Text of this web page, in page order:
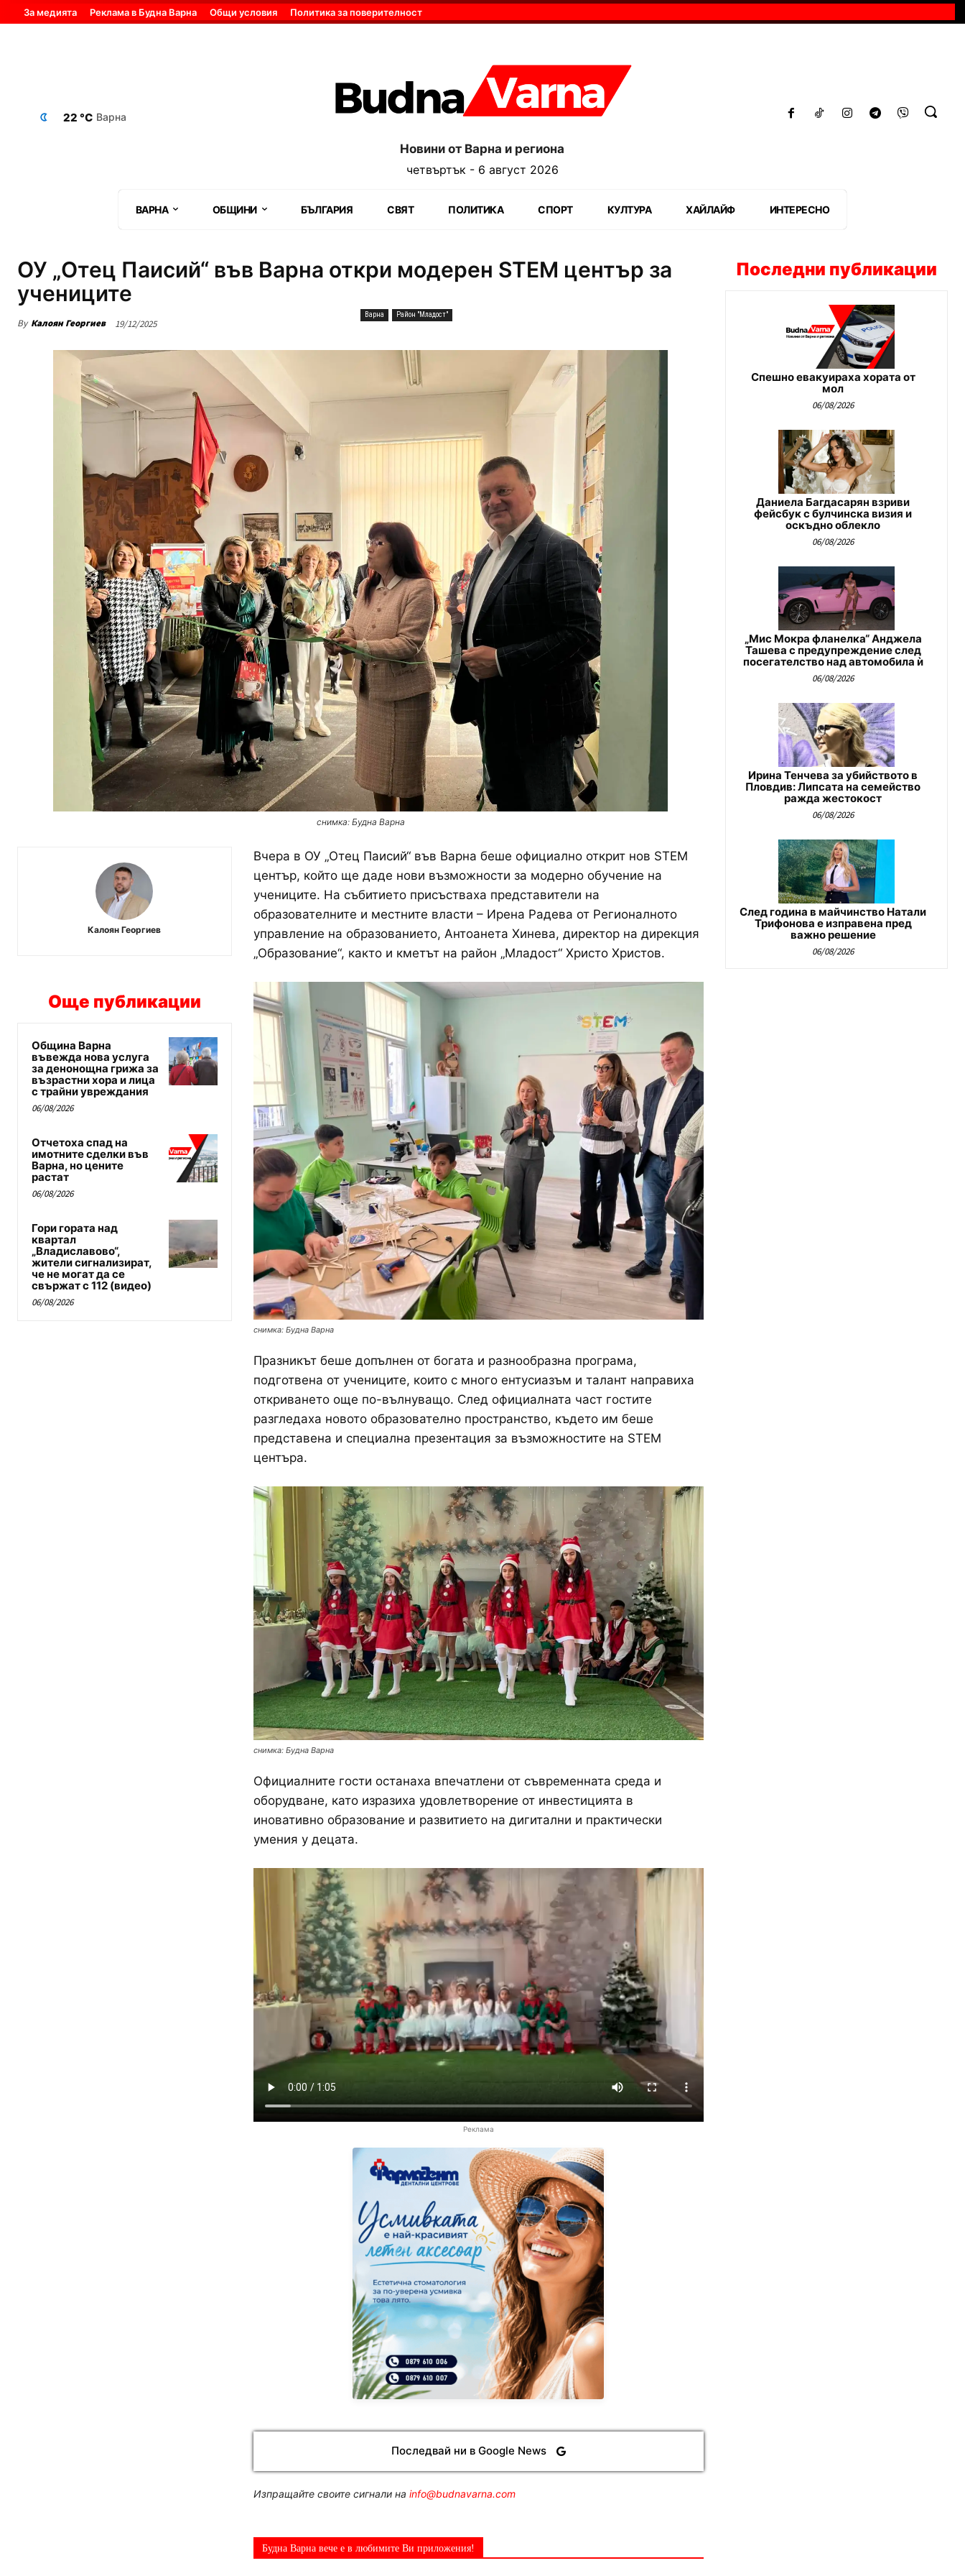
За медията Реклама в Будна Варна Общи условия Политика за поверителност
22 °C Варна
Новини от Варна и региона
четвъртък - 6 август 2026
ВАРНА ОБЩИНИ БЪЛГАРИЯ СВЯТ ПОЛИТИКА СПОРТ КУЛТУРА ХАЙЛАЙФ ИНТЕРЕСНО
ОУ „Отец Паисий“ във Варна откри модерен STEM център за
учениците
By Калоян Георгиев 19/12/2025
Варна Район "Младост"
снимка: Будна Варна
Калоян Георгиев
Още публикации
Община Варна
въвежда нова услуга
за денонощна грижа за
възрастни хора и лица
с трайни увреждания
06/08/2026
Отчетоха спад на
имотните сделки във
Варна, но цените
растат
06/08/2026
Гори гората над
квартал
„Владиславово“,
жители сигнализират,
че не могат да се
свържат с 112 (видео)
06/08/2026
Вчера в ОУ „Отец Паисий“ във Варна беше официално открит нов STEM
център, който ще даде нови възможности за модерно обучение на
учениците. На събитието присъстваха представители на
образователните и местните власти – Ирена Радева от Регионалното
управление на образованието, Антоанета Хинева, директор на дирекция
„Образование“, както и кметът на район „Младост“ Христо Христов.
снимка: Будна Варна
Празникът беше допълнен от богата и разнообразна програма,
подготвена от учениците, които с много ентусиазъм и талант направиха
откриването още по-вълнуващо. След официалната част гостите
разгледаха новото образователно пространство, където им беше
представена и специална презентация за възможностите на STEM
центъра.
снимка: Будна Варна
Официалните гости останаха впечатлени от съвременната среда и
оборудване, като изразиха удовлетворение от инвестицията в
иновативно образование и развитието на дигитални и практически
умения у децата.
Реклама
Последвай ни в Google News
Изпращайте своите сигнали на info@budnavarna.com
Будна Варна вече е в любимите Ви приложения!
Последни публикации
Спешно евакуираха хората от
мол
06/08/2026
Даниела Багдасарян взриви
фейсбук с булчинска визия и
оскъдно облекло
06/08/2026
„Мис Мокра фланелка“ Анджела
Ташева с предупреждение след
посегателство над автомобила ѝ
06/08/2026
Ирина Тенчева за убийството в
Пловдив: Липсата на семейство
ражда жестокост
06/08/2026
След година в майчинство Натали
Трифонова е изправена пред
важно решение
06/08/2026